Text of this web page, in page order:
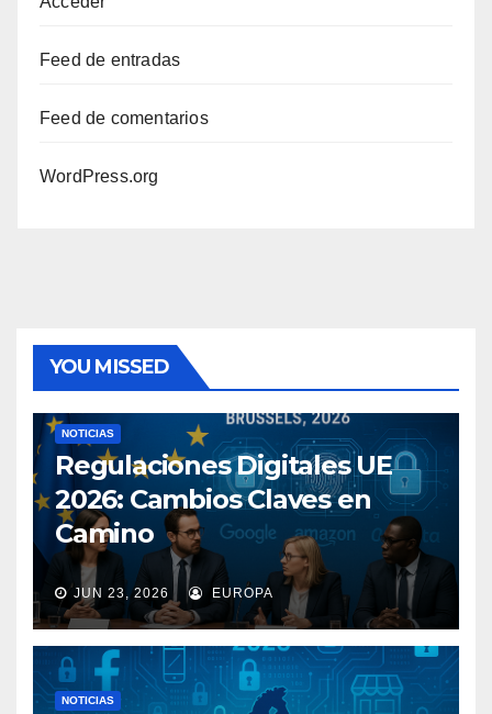
Feed de entradas
Feed de comentarios
WordPress.org
YOU MISSED
NOTICIAS
Regulaciones Digitales UE
2026: Cambios Claves en
Camino
JUN 23, 2026 EUROPA
NOTICIAS